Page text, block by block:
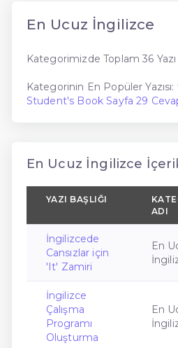
En Ucuz İngilizce
Kategorimizde Toplam 36
Kategorinin En Popüler Yazısı:
Student's Book Sayfa 29
En Ucuz İngilizce
YAZI BAŞLIĞI
ADI
İngilizcede
Cansızlar için
'It' Zamiri
En
İngilizce
Çalışma
Programı
Oluşturma
En